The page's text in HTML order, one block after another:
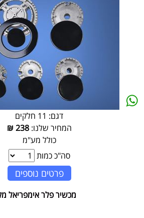
דגם: 11 חלקים
המחיר שלנו:238
₪
כולל מע"מ
סה"כ כמות
פרטים נוספים
מכשיר פלר אימפריאל